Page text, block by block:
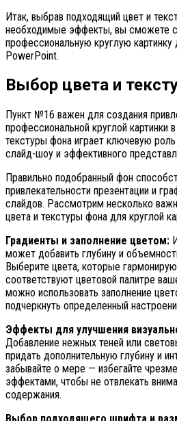
Итак, выбрав подходящий цвет и
необходимые эффекты, вы сможете
профессиональную круглую
PowerPoint.
Выбор цвета и
Пункт №16 важен для создания
профессиональной круглой
текстуры фона играет ключевую
слайд-шоу и эффективного
Правильно подобранный фон
привлекательности презентации и
слайдов. Рассмотрим несколько
цвета и текстуры фона для круглой
Градиенты и заполнение цветом:
может добавить глубину и
Выберите цвета, которые
соответствуют цветовой палитре
можно использовать заполнение
подчеркнуть определенный
Эффекты для улучшения
Добавление нежных теней или
придать дополнительную глубину и
забывайте о мере — избегайте
эффектами, чтобы не отвлекать
содержания.